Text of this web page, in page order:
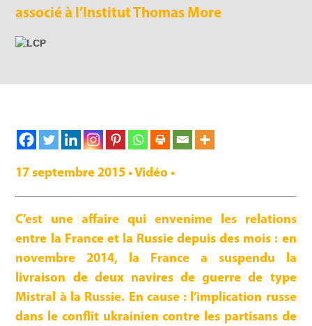
associé à l’Institut Thomas More
17 septembre 2015 • Vidéo •
C’est une affaire qui envenime les relations
entre la France et la Russie depuis des mois : en
novembre 2014, la France a suspendu la
livraison de deux navires de guerre de type
Mistral à la Russie. En cause : l’implication russe
dans le conflit ukrainien contre les partisans de